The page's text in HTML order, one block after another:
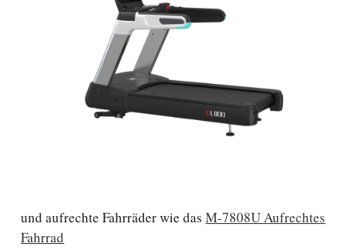
und aufrechte Fahrräder wie dasM-7808U Aufrechtes
Fahrrad